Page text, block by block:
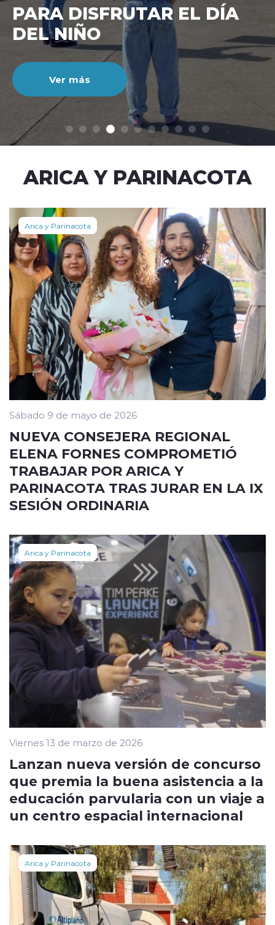
modo claro
CIENTO DURANTE EL MES
DE JULIO
Ver más
ARICA Y PARINACOTA
Arica y Parinacota
Sábado 9 de mayo de 2026
NUEVA CONSEJERA REGIONAL
ELENA FORNES COMPROMETIÓ
TRABAJAR POR ARICA Y
PARINACOTA TRAS JURAR EN LA IX
SESIÓN ORDINARIA
Arica y Parinacota
Viernes 13 de marzo de 2026
Lanzan nueva versión de concurso
que premia la buena asistencia a la
educación parvularia con un viaje a
un centro espacial internacional
Arica y Parinacota